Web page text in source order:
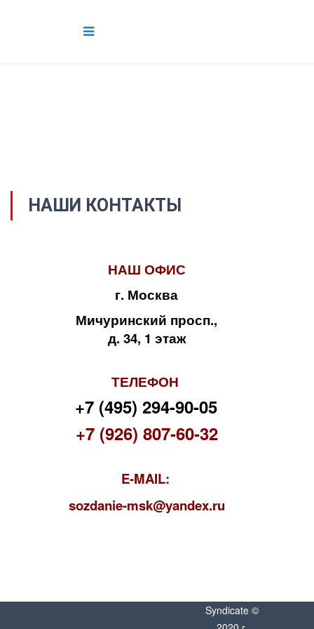
НАШИ КОНТАКТЫ
НАШ ОФИС
г. Москва
Мичуринский просп.,
д. 34, 1 этаж
ТЕЛЕФОН
+7 (495) 294-90-05
+7 (926) 807-60-32
E-MAIL:
sozdanie-msk@yandex.ru
Syndicate ©